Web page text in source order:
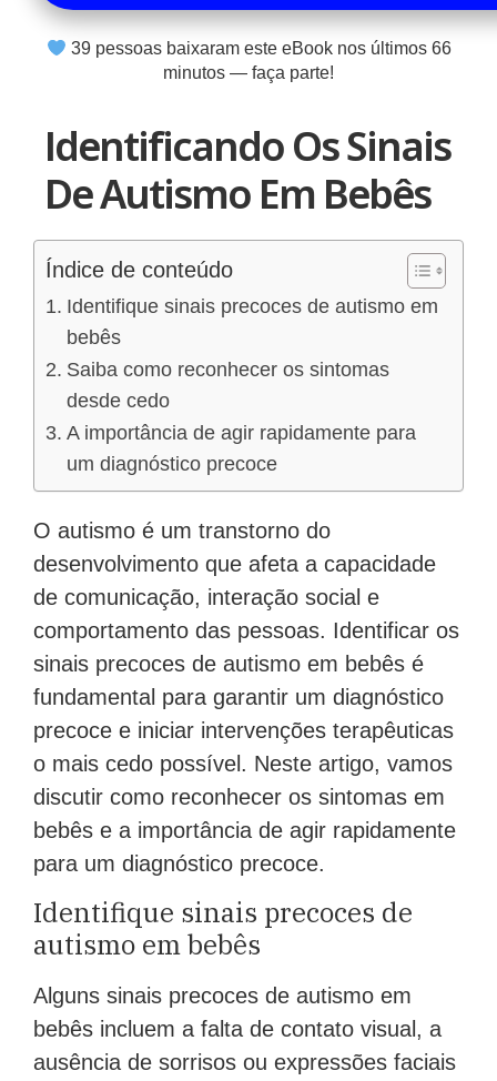
39pessoas baixaram este eBook nos últimos 66
minutos — faça parte!
Identificando Os Sinais
De Autismo Em Bebês
Índice de conteúdo
Identifique sinais precoces de autismo em
bebês
Saiba como reconhecer os sintomas
desde cedo
A importância de agir rapidamente para
um diagnóstico precoce
O autismo é um transtorno do
desenvolvimento que afeta a capacidade
de comunicação, interação social e
comportamento das pessoas. Identificar os
sinais precoces de autismo em bebês é
fundamental para garantir um diagnóstico
precoce e iniciar intervenções terapêuticas
o mais cedo possível. Neste artigo, vamos
discutir como reconhecer os sintomas em
bebês e a importância de agir rapidamente
para um diagnóstico precoce.
Identifique sinais precoces de
autismo em bebês
Alguns sinais precoces de autismo em
bebês incluem a falta de contato visual, a
ausência de sorrisos ou expressões faciais